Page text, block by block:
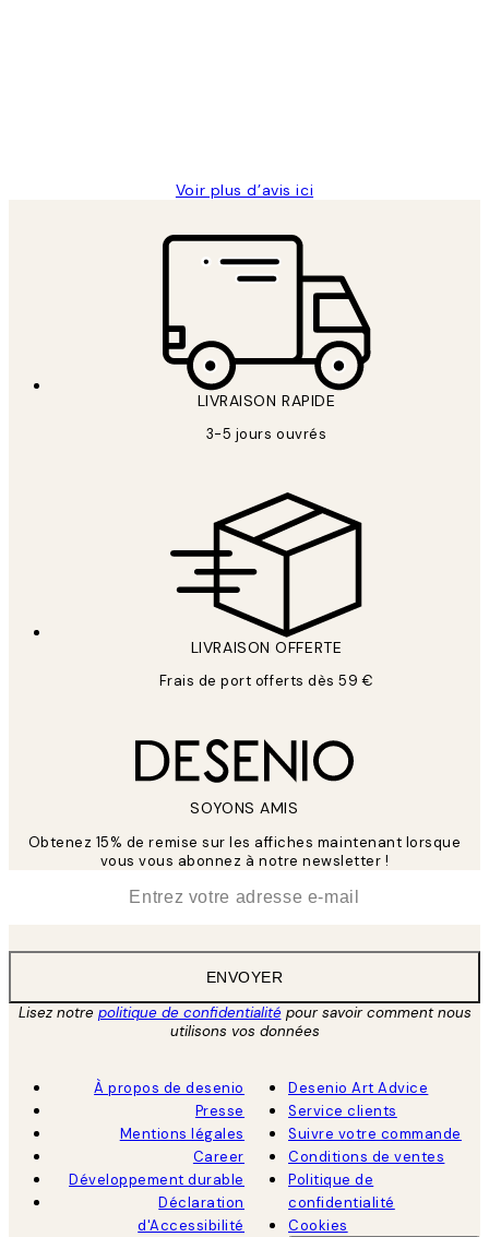
Voir plus d’avis ici
LIVRAISON RAPIDE
3-5 jours ouvrés
LIVRAISON OFFERTE
Frais de port offerts dès 59 €
SOYONS AMIS
Obtenez 15% de remise sur les affiches maintenant lorsque
vous vous abonnez à notre newsletter !
ENVOYER
Lisez notre politique de confidentialitépour savoir comment nous
utilisons vos données
À propos de desenio
Presse
Mentions légales
Career
Développement durable
Déclaration
d'Accessibilité
Desenio Art Advice
Service clients
Suivre votre commande
Conditions de ventes
Politique de
confidentialité
Cookies